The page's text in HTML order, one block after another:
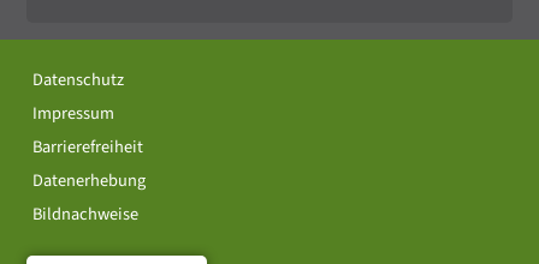
Datenschutz
Impressum
Barrierefreiheit
Datenerhebung
Bildnachweise